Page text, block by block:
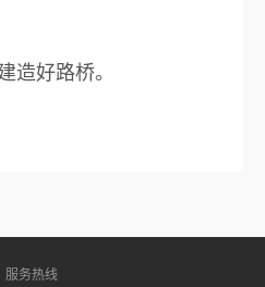
造好路桥。
服务热线